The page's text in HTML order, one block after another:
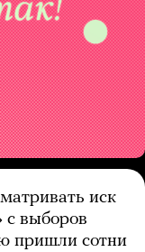
иск
с выборов
пришли сотни